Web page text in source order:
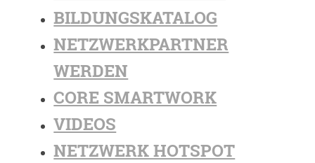
BILDUNGSKATALOG
NETZWERKPARTNER
WERDEN
CORE SMARTWORK
VIDEOS
NETZWERK HOTSPOT